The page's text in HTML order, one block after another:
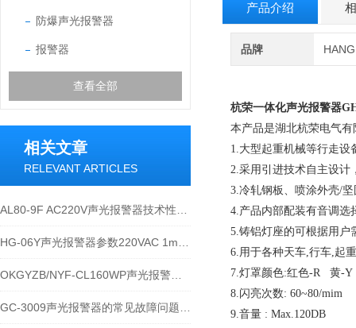
防爆声光报警器
报警器
查看全部
相关文章
RELEVANT ARTICLES
产品介绍
品牌
杭荣一体化声光报警器
本产品是湖北杭荣电气
1.大型起重机械等行走设
2.采用引进技术自主设计
3.冷轧钢板、喷涂外壳/坚
4.产品内部配装有音调选
5.铸铝灯座的可根据用户
6.用于各种天车,行车,起
7.灯罩颜色:红色-R 黄
8.闪亮次数: 60~80/mim
9.音量 : Max.120DB